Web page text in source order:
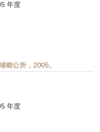
年度
鄉公所，2005。
年度